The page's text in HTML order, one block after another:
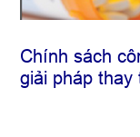
Chính sách
giải pháp thay